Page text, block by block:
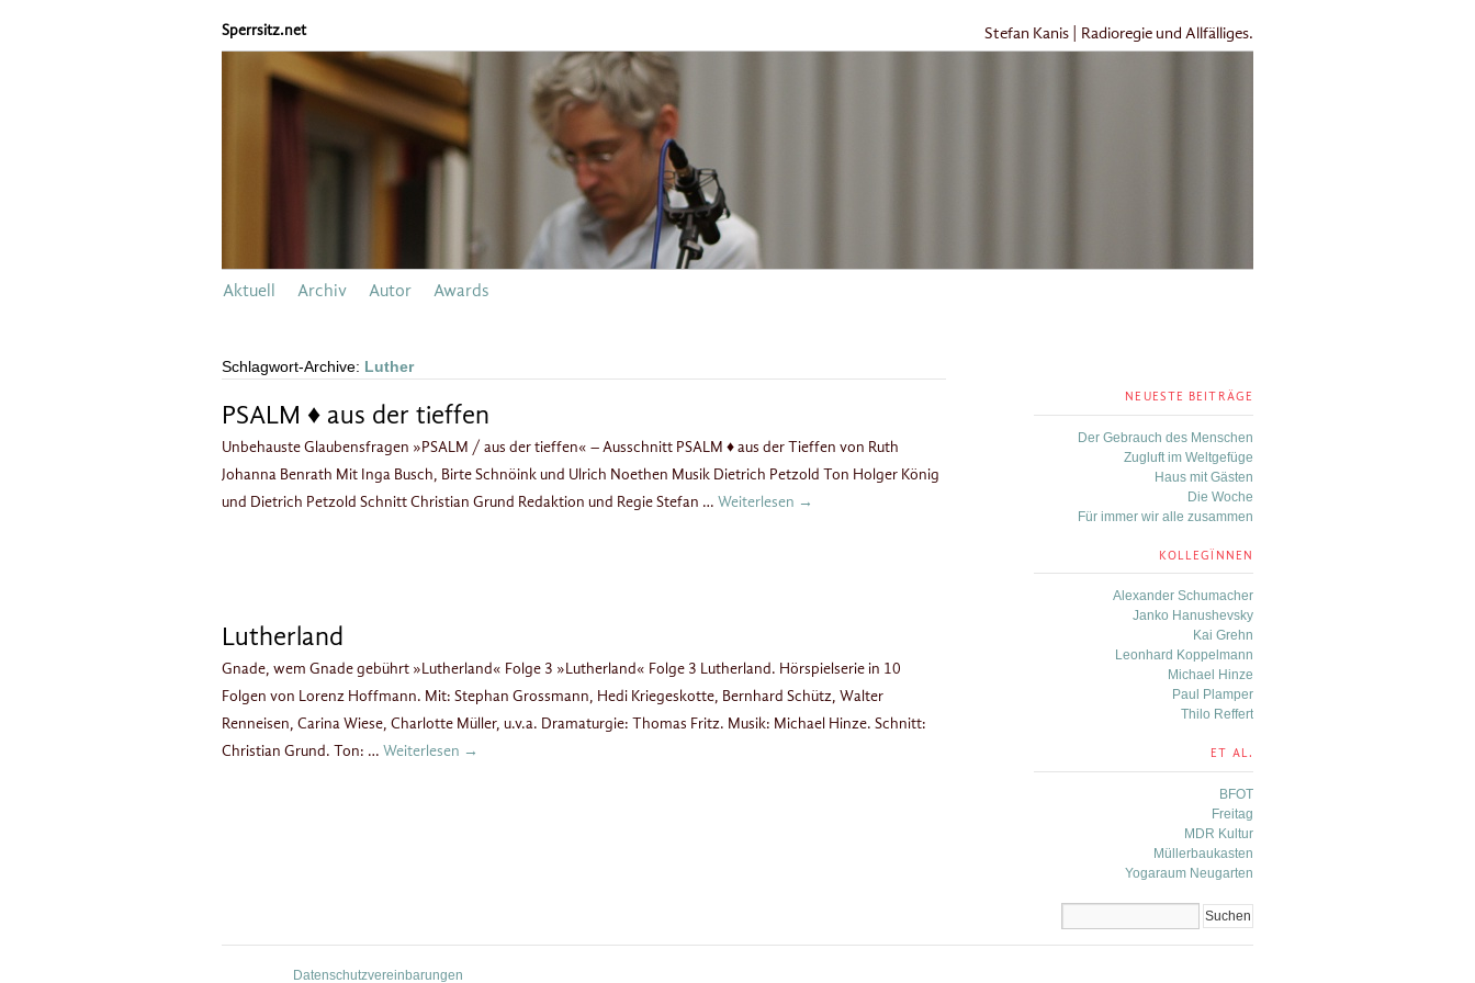
Sperrsitz.net Stefan Kanis | Radioregie und Allfälliges.
Aktuell Archiv Autor Awards
Schlagwort-Archive: Luther
PSALM ♦ aus der tieffen
Unbehauste Glaubensfragen »PSALM / aus der tieffen« – Ausschnitt PSALM ♦ aus der Tieffen von Ruth
Johanna Benrath Mit Inga Busch, Birte Schnöink und Ulrich Noethen Musik Dietrich Petzold Ton Holger König
und Dietrich Petzold Schnitt Christian Grund Redaktion und Regie Stefan … Weiterlesen →
Lutherland
Gnade, wem Gnade gebührt »Lutherland« Folge 3 »Lutherland« Folge 3 Lutherland. Hörspielserie in 10
Folgen von Lorenz Hoffmann. Mit: Stephan Grossmann, Hedi Kriegeskotte, Bernhard Schütz, Walter
Renneisen, Carina Wiese, Charlotte Müller, u.v.a. Dramaturgie: Thomas Fritz. Musik: Michael Hinze. Schnitt:
Christian Grund. Ton: … Weiterlesen →
NEUESTE BEITRÄGE
Der Gebrauch des Menschen
Zugluft im Weltgefüge
Haus mit Gästen
Die Woche
Für immer wir alle zusammen
KOLLEGÏNNEN
Alexander Schumacher
Janko Hanushevsky
Kai Grehn
Leonhard Koppelmann
Michael Hinze
Paul Plamper
Thilo Reffert
ET AL.
BFOT
Freitag
MDR Kultur
Müllerbaukasten
Yogaraum Neugarten
Datenschutzvereinbarungen